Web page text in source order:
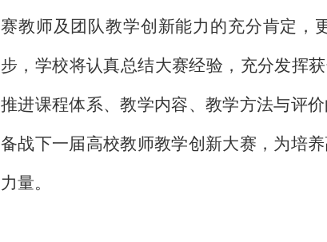
赛教师及团队教学创新能力的充分肯定，
步，学校将认真总结大赛经验，充分发挥
推进课程体系、教学内容、教学方法与评
备战下一届高校教师教学创新大赛，为培
力量。